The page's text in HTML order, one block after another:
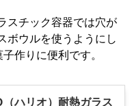
スチック容器では穴が
ボウルを使うようにし
作りに便利です。
（ハリオ）耐熱ガラス